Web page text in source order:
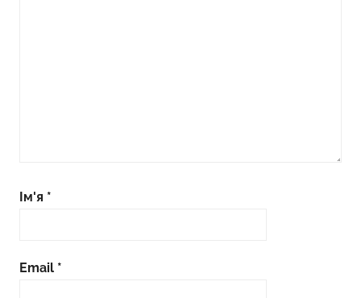
Ім'я *
Email *